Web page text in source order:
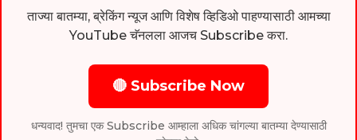
ताज्या बातम्या, ब्रेकिंग न्यूज आणि विशेष व्हिडिओ पाहण्यासाठी आमच्या
YouTube चॅनलला आजच Subscribe करा.
🔴 Subscribe Now
धन्यवाद! तुमचा एक Subscribe आम्हाला अधिक चांगल्या बातम्या देण्यासाठी